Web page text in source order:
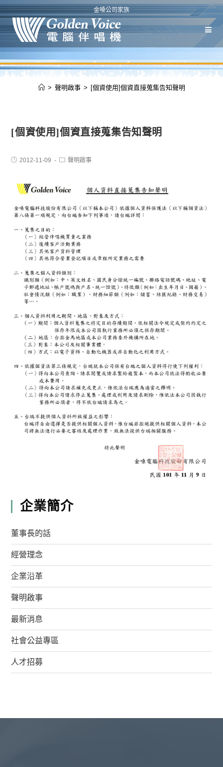
金嗓公司家族
> 聲明啟事 > [個資使用]個資直接蒐集告知聲明
[個資使用]個資直接蒐集告知聲明
2012-11-09 聲明啟事
企業簡介
董事長的話
經營理念
企業沿革
聲明啟事
最新消息
社會公益專區
人才招募